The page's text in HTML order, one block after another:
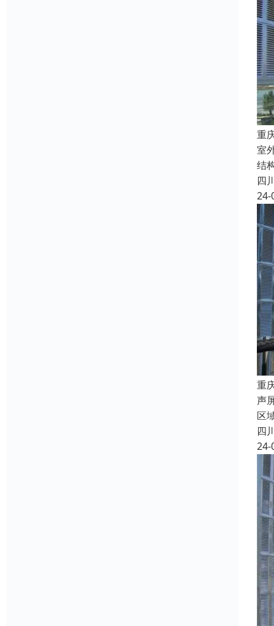
重
室
结
四
24-
重
声
区
四
24-